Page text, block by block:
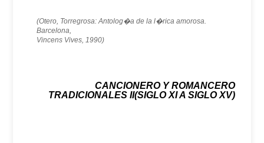
(Otero, Torregrosa: Antolog�a de la l�rica amorosa.
Barcelona,
Vincens Vives, 1990)
CANCIONERO Y ROMANCERO
TRADICIONALES II(SIGLO XI A SIGLO XV)